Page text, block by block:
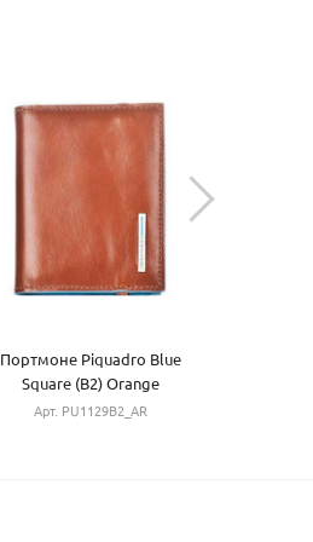
Портмоне Piquadro Blue
Square (B2) Orange
PU1129B2_AR
Арт. PU1129B2_AR